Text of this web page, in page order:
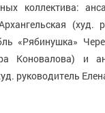
коллектива:
(худ.
«Рябинушка»
Коновалова) и
руководитель